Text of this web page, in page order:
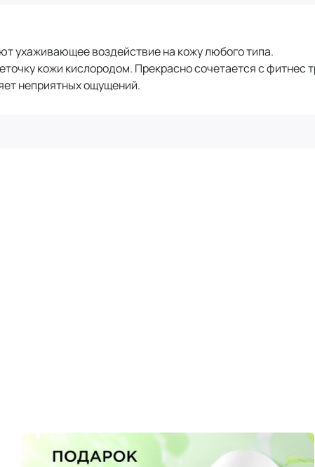
ухаживающее воздействие на кожу любого типа.
кожи кислородом. Прекрасно сочетается с фитнес
неприятных ощущений.